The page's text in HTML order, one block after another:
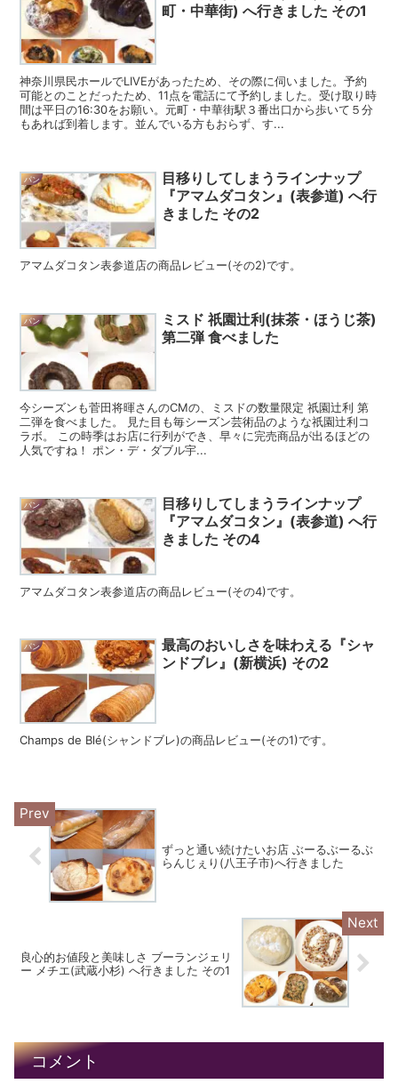
町・中華街) へ行きました その1
神奈川県民ホールでLIVEがあったため、その際に伺いました。予約
可能とのことだったため、11点を電話にて予約しました。受け取り時
間は平日の16:30をお願い。元町・中華街駅３番出口から歩いて５分
もあれば到着します。並んでいる方もおらず、す...
パン
目移りしてしまうラインナップ
『アマムダコタン』(表参道) へ行
きました その2
アマムダコタン表参道店の商品レビュー(その2)です。
パン
ミスド 祇園辻利(抹茶・ほうじ茶)
第二弾 食べました
今シーズンも菅田将暉さんのCMの、ミスドの数量限定 祇園辻利 第
二弾を食べました。 見た目も毎シーズン芸術品のような祇園辻利コ
ラボ。 この時季はお店に行列ができ、早々に完売商品が出るほどの
人気ですね！ ポン・デ・ダブル宇...
パン
目移りしてしまうラインナップ
『アマムダコタン』(表参道) へ行
きました その4
アマムダコタン表参道店の商品レビュー(その4)です。
パン
最高のおいしさを味わえる『シャ
ンドブレ』(新横浜) その2
Champs de Blé(シャンドブレ)の商品レビュー(その1)です。
ずっと通い続けたいお店 ぶーるぶーるぶ
らんじぇり(八王子市)へ行きました
良心的お値段と美味しさ ブーランジェリ
ー メチエ(武蔵小杉) へ行きました その1
コメント